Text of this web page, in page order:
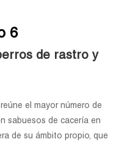
6
de rastro y
el mayor número de
sabuesos de cacería en
de su ámbito propio, que